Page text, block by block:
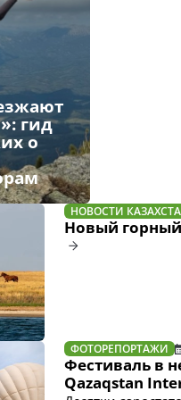
гид
о
НОВОСТИ
Новый
ФОТОРЕПОРТАЖИ
Фестиваль в
Qazaqstan